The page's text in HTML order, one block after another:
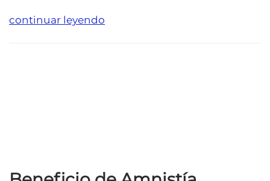
continuar leyendo